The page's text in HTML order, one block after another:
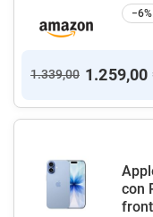
−6%
1.339,00 1.259,00
con